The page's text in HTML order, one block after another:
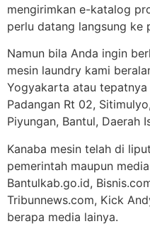
mengirimkan e-katalog
perlu datang langsung ke
Namun bila Anda ingin
mesin laundry kami
Yogyakarta atau
Padangan Rt 02,
Piyungan, Bantul, Daerah
Kanaba mesin telah di
pemerintah maupun
Bantulkab.go.id,
Tribunnews.com, Kick
berapa media lainya.